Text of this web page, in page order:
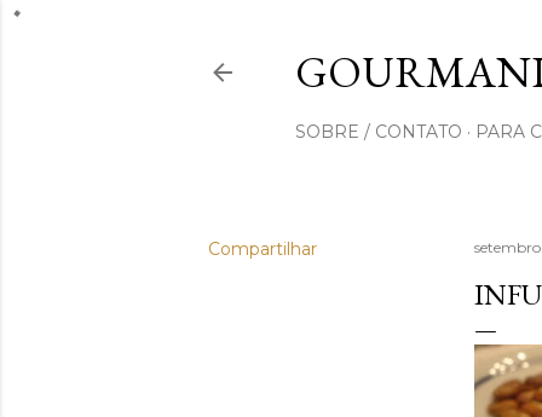
SOBRE / CONTATO PARA
Compartilhar